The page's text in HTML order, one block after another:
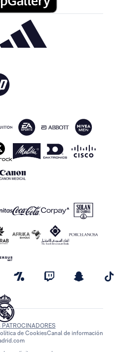
PATROCINADORES
de CookiesCanal de información